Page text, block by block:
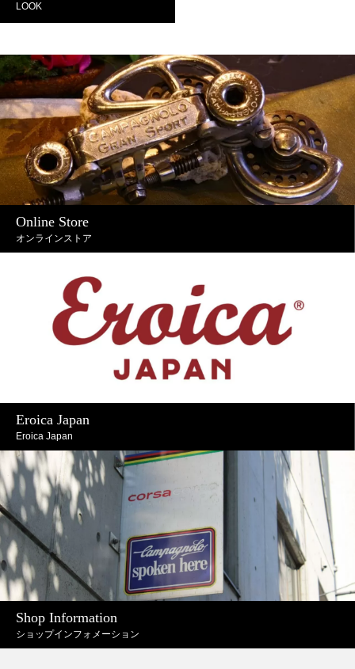
LOOK
Online Store
オンラインストア
Eroica Japan
Eroica Japan
Shop Information
ショップインフォメーション